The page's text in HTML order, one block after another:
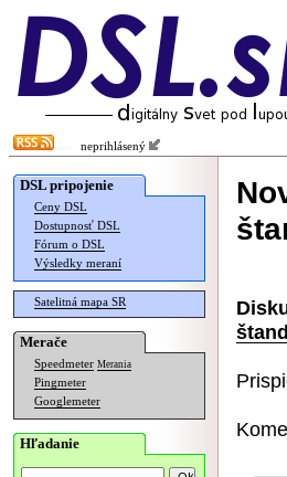
neprihlásený
DSL pripojenie
Ceny DSL
Dostupnosť DSL
Fórum o DSL
Výsledky meraní
Satelitná mapa SR
Merače
Speedmeter Merania
Pingmeter
Googlemeter
Hľadanie